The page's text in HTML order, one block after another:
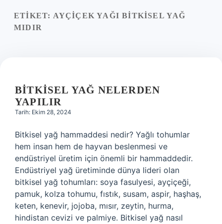
Yasal Uyarı
ETIKET: AYÇIÇEK YAĞI BITKISEL YAĞ
MIDIR
BITKISEL YAĞ NELERDEN
YAPILIR
Tarih: Ekim 28, 2024
Bitkisel yağ hammaddesi nedir? Yağlı tohumlar
hem insan hem de hayvan beslenmesi ve
endüstriyel üretim için önemli bir hammaddedir.
Endüstriyel yağ üretiminde dünya lideri olan
bitkisel yağ tohumları: soya fasulyesi, ayçiçeği,
pamuk, kolza tohumu, fıstık, susam, aspir, haşhaş,
keten, kenevir, jojoba, mısır, zeytin, hurma,
hindistan cevizi ve palmiye. Bitkisel yağ nasıl